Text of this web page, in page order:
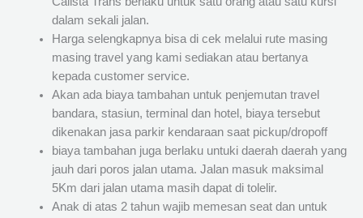
dalam sekali jalan.
Harga selengkapnya bisa di cek melalui rute masing
masing travel yang kami sediakan atau bertanya
kepada customer service.
Akan ada biaya tambahan untuk penjemutan travel
bandara, stasiun, terminal dan hotel, biaya tersebut
dikenakan jasa parkir kendaraan saat pickup/dropoff
biaya tambahan juga berlaku untuki daerah daerah yang
jauh dari poros jalan utama. Jalan masuk maksimal
5Km dari jalan utama masih dapat di tolelir.
Anak di atas 2 tahun wajib memesan seat dan untuk